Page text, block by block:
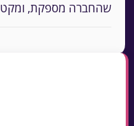
שהחברה מספקת,